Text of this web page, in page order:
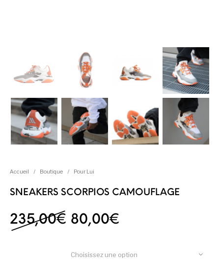
Accueil / Boutique / Pour Lui
SNEAKERS SCORPIOS CAMOUFLAGE
235,00€ Le prix initial était :
80,00€
Choisissez une option